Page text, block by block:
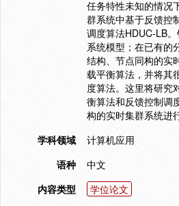
任务特性未知的情况
群系统中基于反馈控
调度算法HDUC-LB
系统模型；在已有的
结构、节点同构的实
载平衡算法，并将其
度算法。这里将研究
衡算法和反馈控制调
构的实时集群系统进
学科领域
计算机应用
语种
中文
内容类型
学位论文